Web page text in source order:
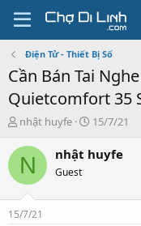
Điện Tử - Thiết Bị Số
Cần Bán Tai
Quietcomfort 35
T
r
e
a
s
t
nhật huyfe
N
à
15/7/21
N nhật huyfe
Guest
15/7/21